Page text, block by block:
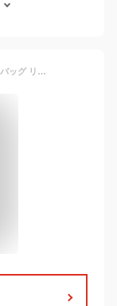
【楽天カード利用で最大P12倍】 コールマン バッグ リュックサック デイパック バックパック Coleman ウォーカー 33 A3 B4 A4 B5 33L メンズ レディース ポイント10倍 送料無料 あす楽 誕生日プレゼント ギフト ラッピング無料 ブラック nwar